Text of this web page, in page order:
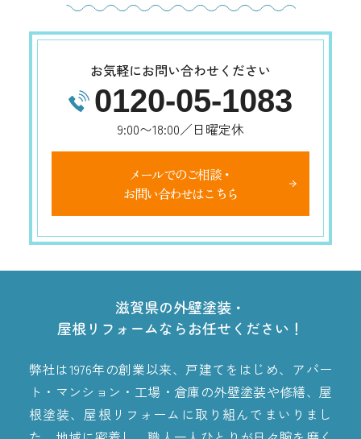
お気軽にお問い合わせください
0120-05-1083
9:00〜18:00／日曜定休
メールでのご相談・
お問い合わせはこちら
滋賀県の外壁塗装・
屋根リフォームならお任せください！
弊社は1976年の創業以来、戸建てをはじめ、アパー
ト・マンション・工場・倉庫の外壁塗装や修繕、屋
根塗装、屋根リフォームに取り組んでまいりまし